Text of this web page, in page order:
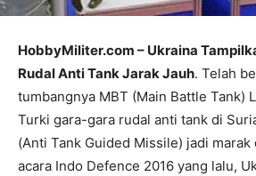
HobbyMiliter.com – Ukraina
Rudal Anti Tank Jarak Jauh. Telah
tumbangnya MBT (Main Battle Tank)
Turki gara-gara rudal anti tank di
(Anti Tank Guided Missile) jadi marak
acara Indo Defence 2016 yang lalu,